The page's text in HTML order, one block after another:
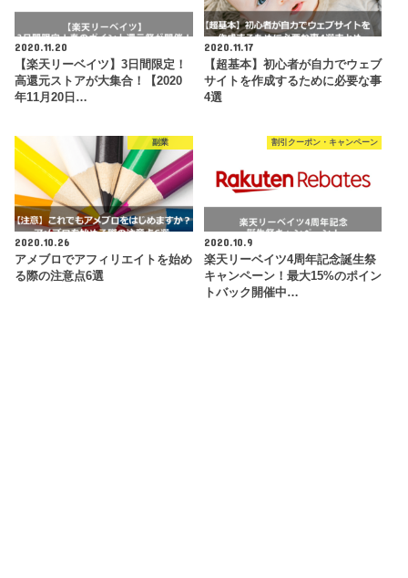
2020.11.20
【楽天リーベイツ】3日間限定！
高還元ストアが大集合！【2020
年11月20日…
2020.11.17
【超基本】初心者が自力でウェブ
サイトを作成するために必要な事
4選
副業
2020.10.26
アメブロでアフィリエイトを始め
る際の注意点6選
割引クーポン・キャンペーン
2020.10.9
楽天リーベイツ4周年記念誕生祭
キャンペーン！最大15%のポイン
トバック開催中…